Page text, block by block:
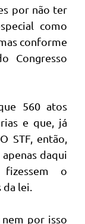
por não ter
como
conforme
Congresso
560 atos
e que, já
STF, então,
daqui
o
lei.
por isso